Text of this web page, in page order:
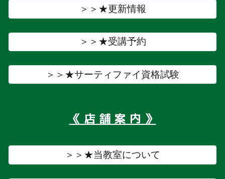
＞＞★更新情報
＞＞★受講予約
＞＞★サーティファイ資格試験
《 店 舗 案 内 》
＞＞★当教室について